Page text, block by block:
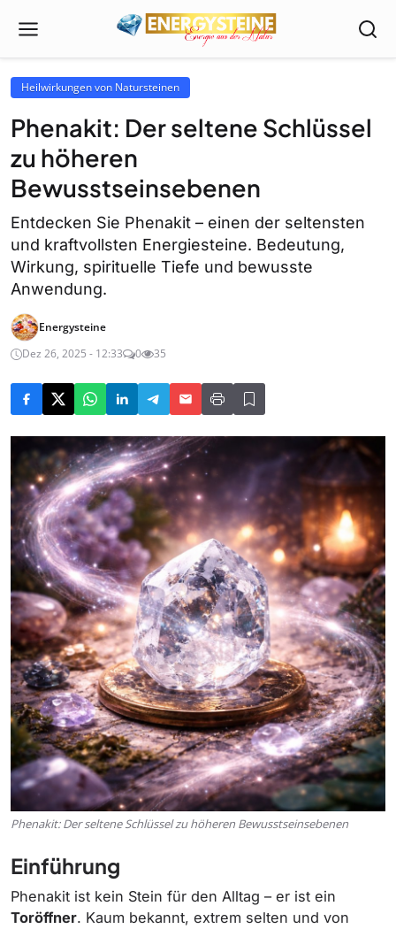
Heilwirkungen von Natursteinen
Phenakit: Der seltene Schlüssel
zu höheren
Bewusstseinsebenen
Entdecken Sie Phenakit – einen der seltensten
und kraftvollsten Energiesteine. Bedeutung,
Wirkung, spirituelle Tiefe und bewusste
Anwendung.
Energysteine
Dez 26, 2025 - 12:33
0 35
Phenakit: Der seltene Schlüssel zu höheren Bewusstseinsebenen
Einführung
Phenakit ist kein Stein für den Alltag – er ist ein
Toröffner. Kaum bekannt, extrem selten und von